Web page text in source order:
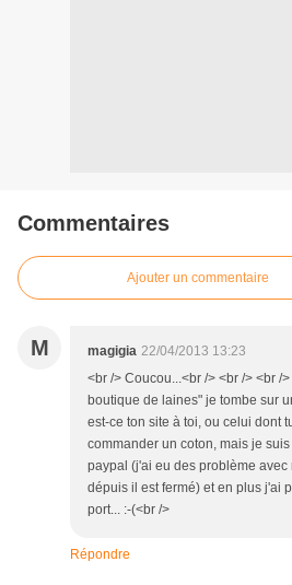
Commentaires
Ajouter un commentaire
M magigia 22/04/2013 13:23
<br /> Coucou...<br /> <br /> <br /
boutique de laines" je tombe sur
est-ce ton site à toi, ou celui dont
commander un coton, mais je
paypal (j'ai eu des problème avec
dépuis il est fermé) et en plus j'ai
port... :-(<br />
Répondre